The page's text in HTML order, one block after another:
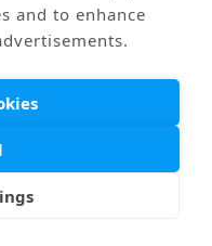
and to enhance